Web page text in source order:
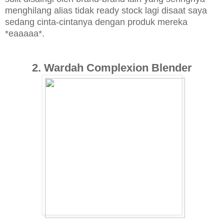
menghilang alias tidak ready stock lagi disaat saya
sedang cinta-cintanya dengan produk mereka
*eaaaaa*.
2. Wardah Complexion Blender